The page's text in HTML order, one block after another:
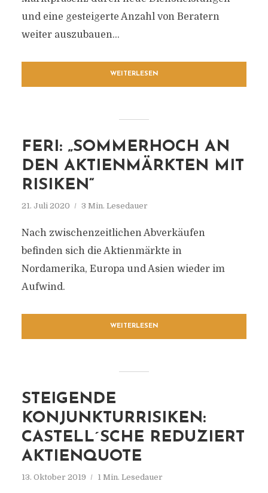
und eine gesteigerte Anzahl von Beratern
weiter auszubauen...
WEITERLESEN
FERI: „SOMMERHOCH AN
DEN AKTIENMÄRKTEN MIT
RISIKEN“
21. Juli 2020 3 Min. Lesedauer
Nach zwischenzeitlichen Abverkäufen
befinden sich die Aktienmärkte in
Nordamerika, Europa und Asien wieder im
Aufwind.
WEITERLESEN
STEIGENDE
KONJUNKTURRISIKEN:
CASTELL´SCHE REDUZIERT
AKTIENQUOTE
13. Oktober 2019 1 Min. Lesedauer